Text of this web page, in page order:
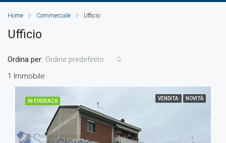
Home Commerciale Ufficio
Ufficio
1 Immobile
Ordina per: Ordine predefinito
IN EVIDENZA VENDITA NOVITÀ